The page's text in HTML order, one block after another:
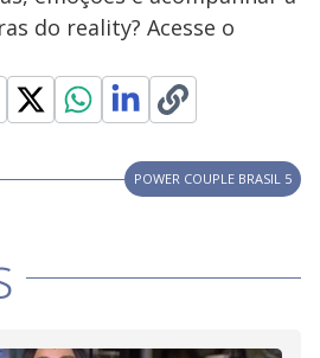
y
V
i
d
e
do reality? Acesse o
POWER COUPLE BRASIL 5